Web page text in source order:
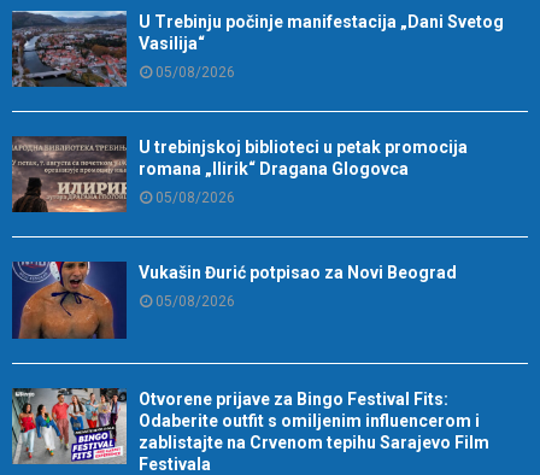
U Trebinju počinje manifestacija „Dani Svetog
Vasilija“
05/08/2026
U trebinjskoj biblioteci u petak promocija
romana „Ilirik“ Dragana Glogovca
05/08/2026
Vukašin Đurić potpisao za Novi Beograd
05/08/2026
Otvorene prijave za Bingo Festival Fits:
Odaberite outfit s omiljenim influencerom i
zablistajte na Crvenom tepihu Sarajevo Film
Festivala